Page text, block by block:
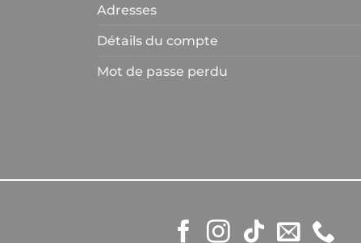
Adresses
Détails du compte
Mot de passe perdu